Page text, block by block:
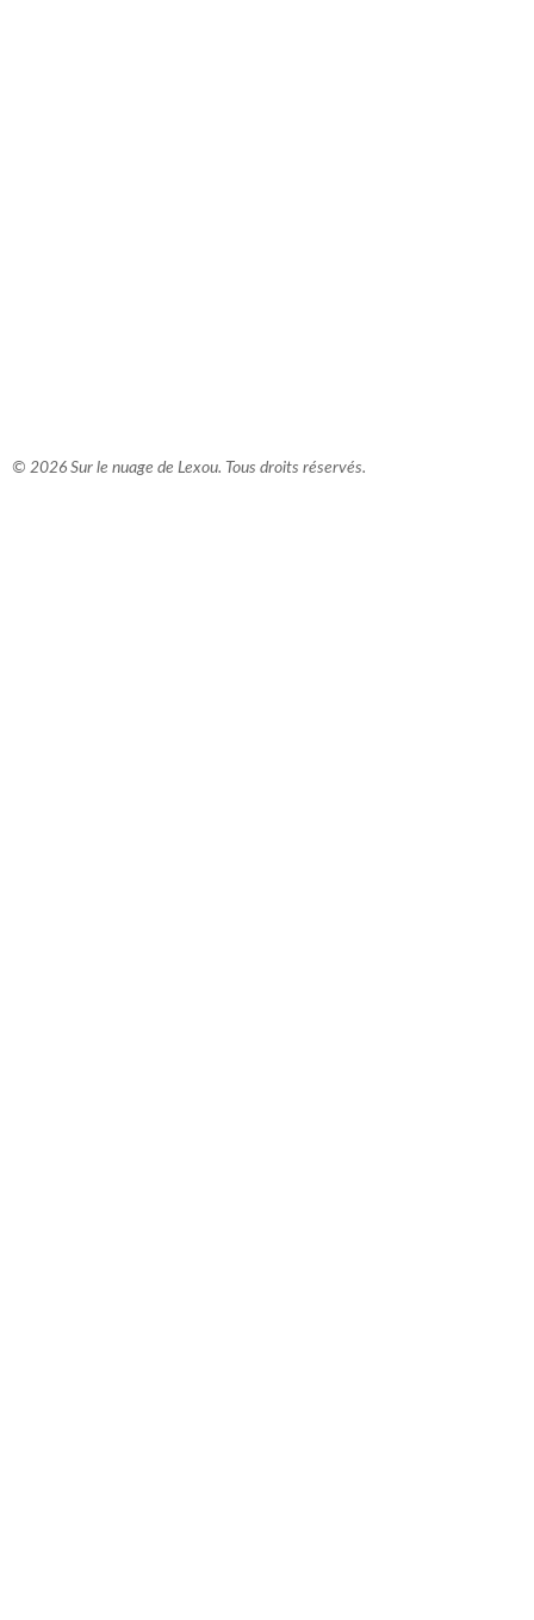
© 2026 Sur le nuage de Lexou. Tous droits réservés.